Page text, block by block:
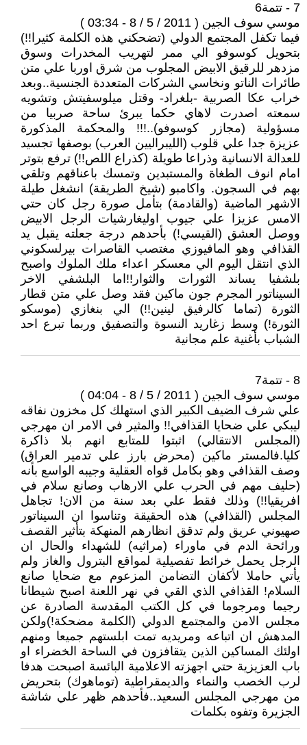
7 - تتمة6
موسي سوف الجين ( 2011 / 5 / 8 - 03:34 )
فيما تكفل المجتمع الدولي (تضحكني هذه الكلمة كثيرا!!)
بتحويل كوسوفو الي ممر لتهريب المخدرات وسوق
مزدهر للرقيق الابيض المجلوب من شرق اوربا علي متن
طائرات الناتو ونخاسي الشركات المتعددة الجنسية..وبعد
خراب عكا الصربية -بلغراد- وقتل ميلوسفيتش وتشويه
سمعته اصدرت لاهاي حكما يبرئ ساحة صربيا من
مسؤولية (مجازر كوسوفو)..!!! والمحكمة المذكورة
عزيزة جدا علي قلوب (الليبراليين العرب) بوصفها تجسيد
للعدالة الانسانية وذراعا طويلة (كذراع اللص!!) ترفع بتوتر
امام انوف الطغاة والمستبدين وتمسك باعناقهم وتلقي
بهم في السجون. واكامبو (شيخ الطريقة) انشغل طيلة
الاشهر الماضية (والقادمة) بتأمل صورة رجل كان حتي
الامس عزيزا علي جيوب اوليغارشيات الرجل الابيض
ووصل العشق (القيسي!) بأحدهم درجة جعلته يقبل يد
القذافي وهو المافيوزي مغتصب القاصرات بيرلسكوني
الذي انتقل اليوم الي معسكر اعداء ملك الملوك واصبح
بلشفيا يساند الثورات والثوار!!اما البلشفي الاخر
السيناتور المجرم جون ماكين فقد وصل علي متن قطار
الثورة (تماما كالرفيق لينين!!) الي بنغازي (موسكو
الثورة!) وسط زغاريد النسوة والتصفيق وربما تبرع احد
الشباب بأغنية علم مجانية
8 - تتمة7
موسي سوف الجين ( 2011 / 5 / 8 - 04:04 )
علي شرف الضيف الكبير الذي استهلك كل مخزون نفاقه
ليبكي علي ضحايا القذافي!! والمثير في الامر ان مهرجي
(المجلس الانتقالي) اثبتوا للمتابع انهم بلا ذاكرة
كليا.فالمستر ماكين (محرض بارز علي تدمير العراق)
وصف القذافي وهو بكامل قواه العقلية وجيبه الواسع بأنه
(حليف مهم في الحرب علي الارهاب وصانع سلام في
افريقيا!!) وذلك فقط علي بعد سنة من الان! تجاهل
المجلس (القذافي) هذه الحقيقة وتناسوا ان السيناتور
صهيوني عريق ولم تدقق انظارهم المنهكة بتأثير القصف
ورائحة الدم في ماوراء (مراثيه) للشهداء والحال ان
الرجل يحمل خرائط تفصيلية لمواقع البترول والغاز ولم
يأتي حاملا لأكفان التضامن المزعوم مع ضحايا صانع
السلام! القذافي الذي القي في نهر اللعنة اصبح شيطانا
رجيما ومرجوما في كل الكتب المقدسة الصادرة عن
مجلس الامن والمجتمع الدولي (الكلمة مضحكة!)ولكن
المدهش ان اتباعه ومريديه تمت ابلستهم جميعا ومنهم
اولئك المساكين الذين يتقافزون في الساحة الخضراء او
باب العزيزية حتي اجهزته الاعلامية البائسة اصبحت هدفا
لرب الخصب والنماء والديمقراطية (توماهوك) بتحريض
من مهرجي المجلس السعيد..فأحدهم ظهر علي شاشة
الجزيرة وتفوه بكلمات